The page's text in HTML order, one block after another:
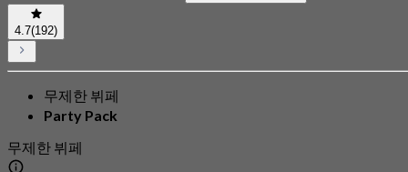
4.7(192)
무제한 뷔페
Party Pack
무제한 뷔페